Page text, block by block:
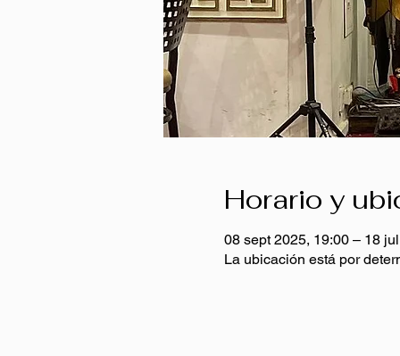
Horario y
08 sept 2025, 19:00 – 18
La ubicación está por